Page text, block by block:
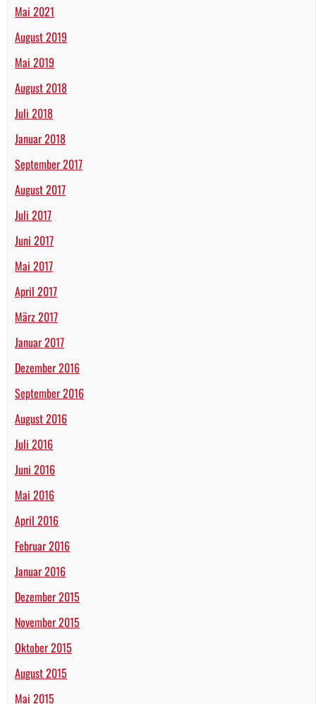
Mai 2021
August 2019
Mai 2019
August 2018
Juli 2018
Januar 2018
September 2017
August 2017
Juli 2017
Juni 2017
Mai 2017
April 2017
März 2017
Januar 2017
Dezember 2016
September 2016
August 2016
Juli 2016
Juni 2016
Mai 2016
April 2016
Februar 2016
Januar 2016
Dezember 2015
November 2015
Oktober 2015
August 2015
Mai 2015